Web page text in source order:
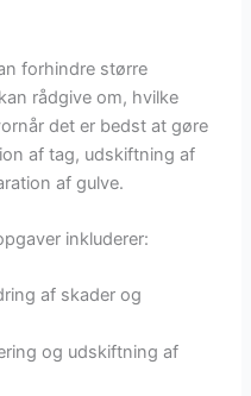
forhindre større
rådgive om, hvilke
det er bedst at gøre
af tag, udskiftning af
af gulve.
inkluderer:
af skader og
og udskiftning af